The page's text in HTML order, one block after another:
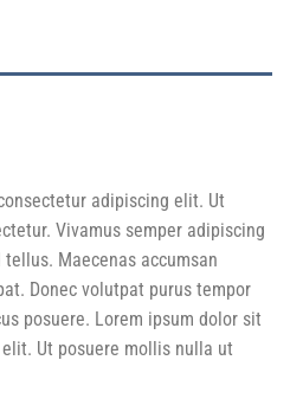
adipiscing elit. Ut
Vivamus semper adipiscing
Maecenas accumsan
Donec volutpat purus tempor
posuere. Lorem ipsum dolor sit
Ut posuere mollis nulla ut